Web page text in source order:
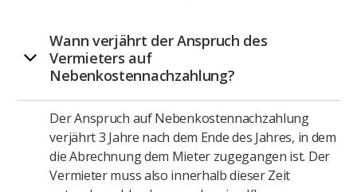
Wann verjährt der Anspruch des
Vermieters auf
Nebenkostennachzahlung?
Der Anspruch auf Nebenkostennachzahlung
verjährt 3 Jahre nach dem Ende des Jahres, in dem
die Abrechnung dem Mieter zugegangen ist. Der
Vermieter muss also innerhalb dieser Zeit